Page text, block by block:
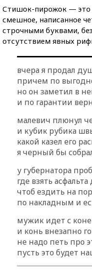
Стишок-пирожок — это
смешное, написанное
строчными буквами,
отсутствием явных
вчера я продал
причем по
но он заметил в
и по гарантии
малевич плюнул
и кубик рубика
какой казел его
я черный бы
у губернатора
где взять
чтоб ездить на
по накладным и
мужик идет с
и конь внезапно
не надо петь про
пусть это будет